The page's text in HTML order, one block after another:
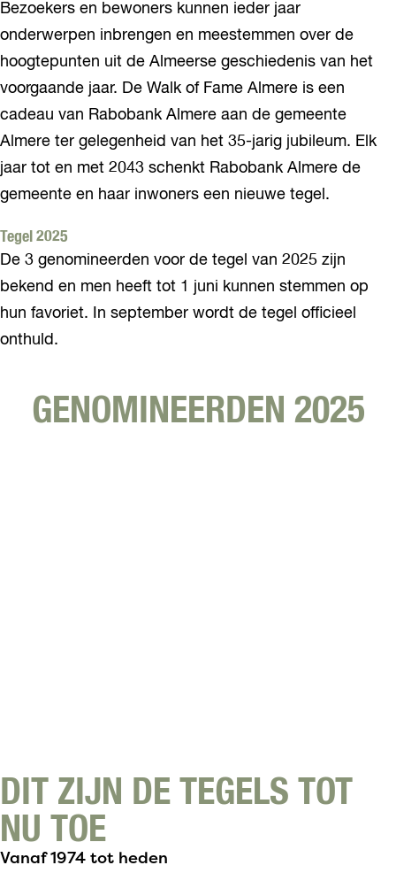
Bezoekers en bewoners kunnen ieder jaar
onderwerpen inbrengen en meestemmen over de
hoogtepunten uit de Almeerse geschiedenis van het
voorgaande jaar. De Walk of Fame Almere is een
cadeau van Rabobank Almere aan de gemeente
Almere ter gelegenheid van het 35-jarig jubileum. Elk
jaar tot en met 2043 schenkt Rabobank Almere de
gemeente en haar inwoners een nieuwe tegel.
Tegel 2025
De 3 genomineerden voor de tegel van 2025 zijn
bekend en men heeft tot 1 juni kunnen stemmen op
hun favoriet. In september wordt de tegel officieel
onthuld.
GENOMINEERDEN 2025
DIT ZIJN DE TEGELS TOT
NU TOE
Vanaf 1974 tot heden